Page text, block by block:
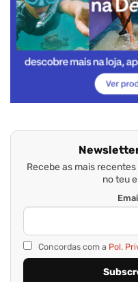
Recebe as mais
no teu
Concordas com a Pol.